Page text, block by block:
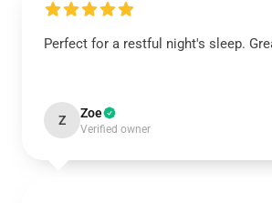
Perfect for a restful night's sleep.
Z Zoe
Verified owner